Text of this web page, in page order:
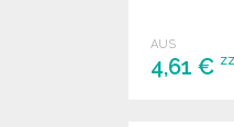
AUS
4,61 €